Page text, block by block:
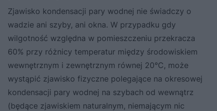
Zjawisko kondensacji pary wodnej nie świadczy o
wadzie ani szyby, ani okna. W przypadku gdy
wilgotność względna w pomieszczeniu przekracza
60% przy różnicy temperatur między środowiskiem
wewnętrznym i zewnętrznym równej 20°C, może
wystąpić zjawisko fizyczne polegające na okresowej
kondensacji pary wodnej na szybach od wewnątrz
(będące zjawiskiem naturalnym, niemającym nic